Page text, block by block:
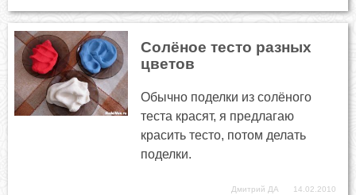
Солёное тесто разных
цветов
Обычно поделки из солёного
теста красят, я предлагаю
красить тесто, потом делать
поделки.
Дмитрий ДА 14.02.2010